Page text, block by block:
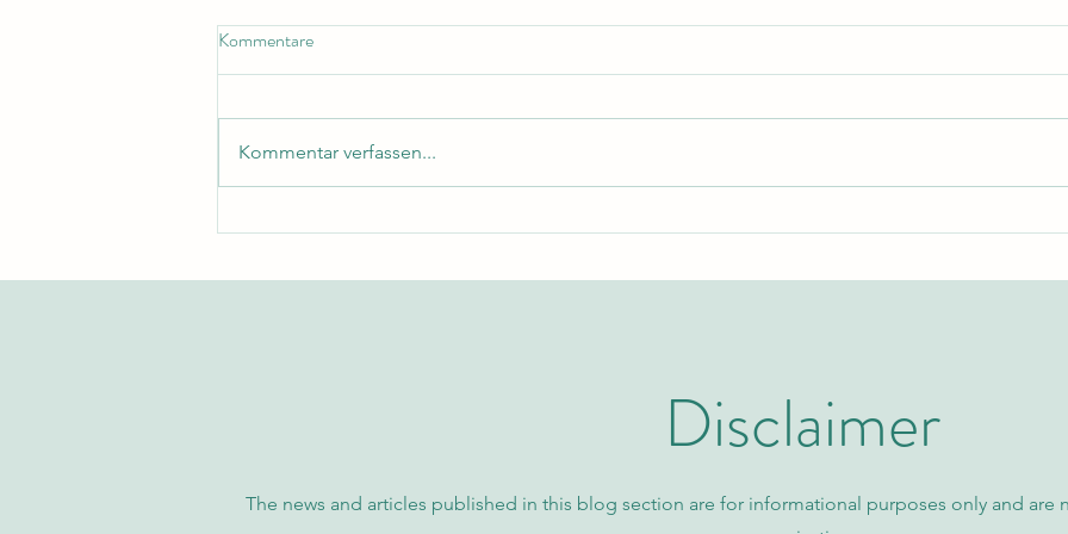
Exzellenz und Nachhaltigkeit:
Universität die globalen
Erforschung der
probabilistischen Datenmodellen
Kommentare
Kommentar verfassen...
Disclaimer
The news and articles published in this blog section are for informational purposes only and